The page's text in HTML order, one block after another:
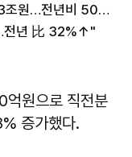
예탁원 "1분기 단기사채 자금조달 383조원…전년비 50%↑"
전년 比 32%↑"
원으로 직전분
증가했다.